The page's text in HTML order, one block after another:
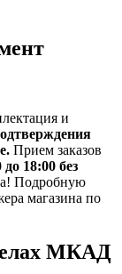
и
Прием заказов
18:00 без
Подробную
магазина по
МКАД